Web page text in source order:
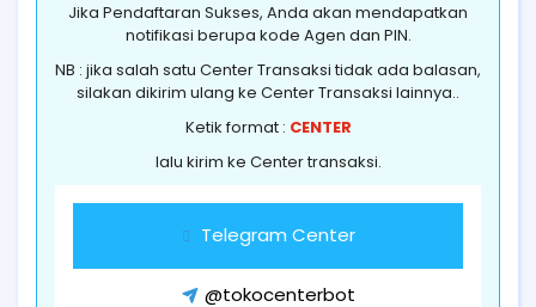
Jika Pendaftaran Sukses, Anda akan mendapatkan
notifikasi berupa kode Agen dan PIN.
NB : jika salah satu Center Transaksi tidak ada balasan,
silakan dikirim ulang ke Center Transaksi lainnya..
Ketik format : CENTER
lalu kirim ke Center transaksi.
Telegram Center
@tokocenterbot